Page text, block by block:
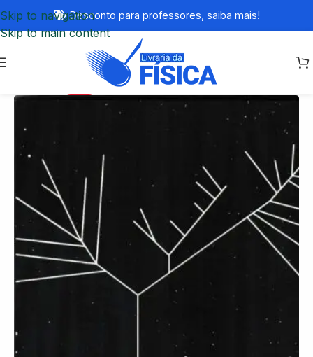
Skip to navigation
Skip to main content
Desconto para professores, saiba mais!